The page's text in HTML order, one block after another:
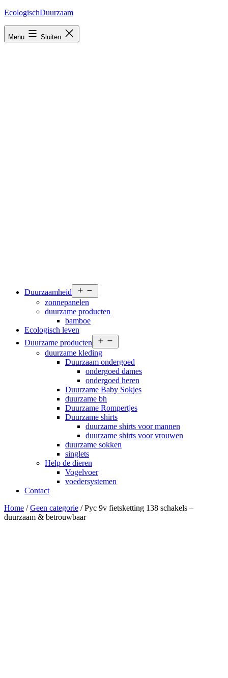
Ga
inhoud
EcologischDuurzaam
Menu Sluiten
Duurzaamheid
menu
zonnepanelen
duurzame producten
bamboe
Ecologisch leven
Duurzame producten
menu
duurzame kleding
Duurzaam ondergoed
ondergoed dames
ondergoed heren
Duurzame Baby Sokjes
duurzame bh
Duurzame Rompertjes
Duurzame shirts
duurzame shirts voor mannen
duurzame shirts voor vrouwen
duurzame sokken
singlets
Help de dieren
Vogelvoer
voedersystemen
Contact
Home /Geen categorie / Pyc 9v fietsketting 138 schakels –
duurzaam & betrouwbaar